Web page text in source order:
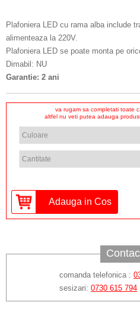
Plafoniera LED cu rama alba include
alimenteaza la 220V.
Plafoniera LED se poate monta pe
Dimabil: NU
Garantie: 2 ani
va rugam sa completati toate
altfel nu veti putea adauga
comanda telefonica :
sesizari: 0730 615 794